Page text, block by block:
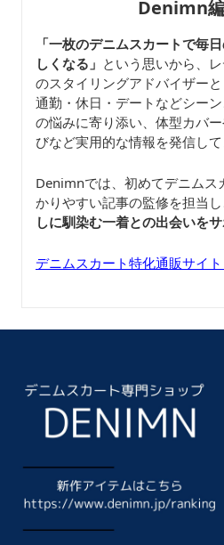
Denimn
「一枚のデニムスカートで毎
しくなる」 という思いから、
のスタイリングアドバイザーと
通勤・休日・デートなどシー
の悩みに寄り添い、体型カバ
びなど実用的な情報を発信して
Denimnでは、初めてデニムス
かりやすい記事の監修を担当し
しに馴染む一着との出会いをサ
デニムスカート特化通販サイト